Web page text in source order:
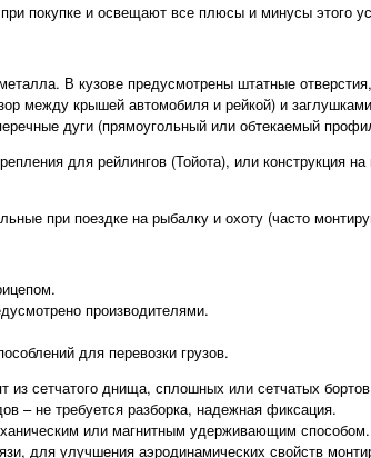
покупке и освещают все плюсы и минусы этого
В кузове предусмотрены штатные
между крышей автомобиля и рейкой) и
дуги (прямоугольный или обтекаемый
для рейлингов (Тойота), или конструкция
при поездке на рыбалку и охоту (часто
производителями.
для перевозки грузов.
из сетчатого днища, сплошных или сетчатых
– не требуется разборка, надежная фиксация.
или магнитным удерживающим способом.
для улучшения аэродинамических свойств